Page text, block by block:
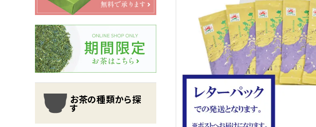
お茶の種類から探す
シリーズで探す
シーン別で楽しむ
お茶の種類から探
す